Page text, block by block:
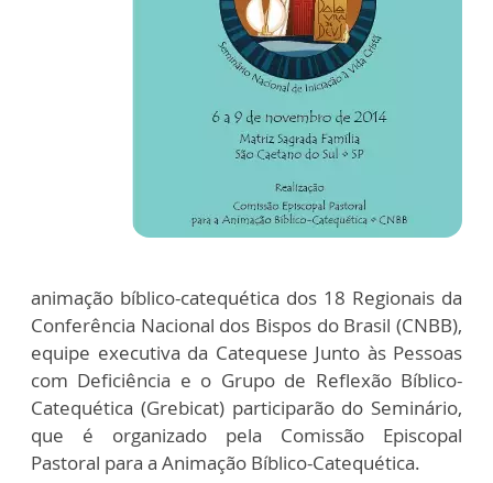
animação bíblico-catequética dos 18 Regionais da
Conferência Nacional dos Bispos do Brasil (CNBB),
equipe executiva da Catequese Junto às Pessoas
com Deficiência e o Grupo de Reflexão Bíblico-
Catequética (Grebicat) participarão do Seminário,
que é organizado pela Comissão Episcopal
Pastoral para a Animação Bíblico-Catequética.